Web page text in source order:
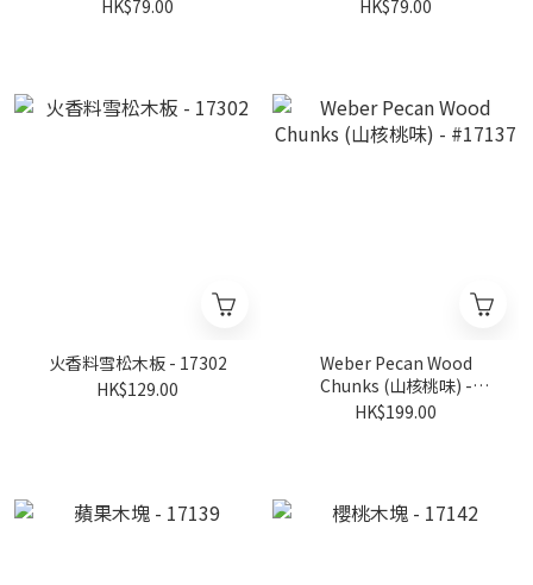
HK$79.00
HK$79.00
火香料雪松木板 - 17302
HK$129.00
Weber Pecan Wood
Chunks (山核桃味) -
#17137
HK$199.00